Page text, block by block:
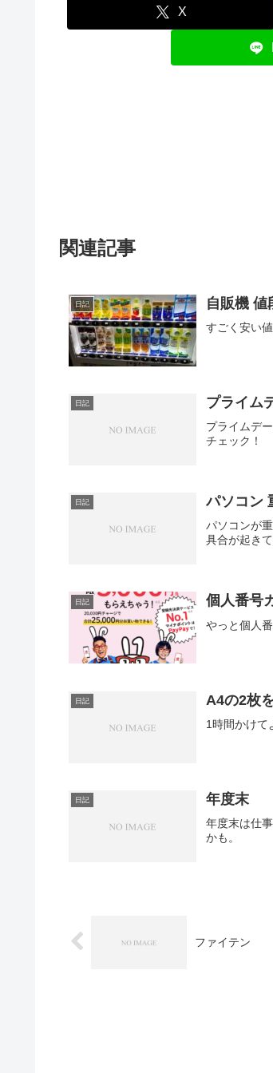
X
関連記事
日記 自販機 値
すごく安い
日記 プライム
プライムデ
チェック！
日記 パソコン
パソコンが
具合が起き
日記 個人番号
やっと個人
日記 A4の2枚
1時間かけて
日記 年度末
年度末は仕
かも。
ファイテン